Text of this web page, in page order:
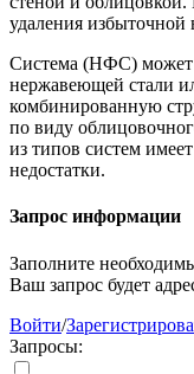
удаления избыточной
Система (НФС) может
нержавеющей стали
комбинированную
по виду
из типов систем
недостатки.
Запрос информации
Заполните
Ваш запрос будет
Войти/
Запросы: